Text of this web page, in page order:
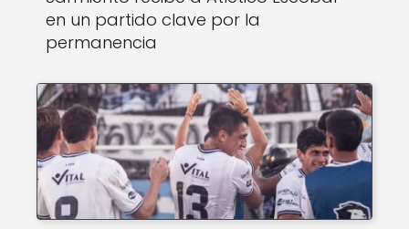
en un partido clave por la
permanencia